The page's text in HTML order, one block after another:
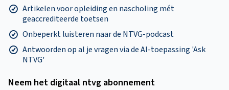
Artikelen voor opleiding en nascholing mét
geaccrediteerde toetsen
Onbeperkt luisteren naar de NTVG-podcast
Antwoorden op al je vragen via de AI-toepassing 'Ask
NTVG'
Neem het digitaal ntvg abonnement